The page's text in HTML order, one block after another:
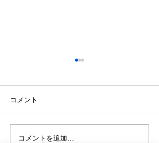
【開所のお知らせ】
コメント
コメントを追加…